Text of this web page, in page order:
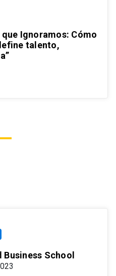
Ignoramos: Cómo
talento,
School